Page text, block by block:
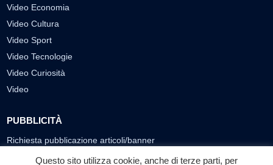
Video Economia
Video Cultura
Video Sport
Video Tecnologie
Video Curiosità
Video
PUBBLICITÀ
Richiesta pubblicazione articoli/banner
Questo sito utilizza cookie, anche di terze parti, per